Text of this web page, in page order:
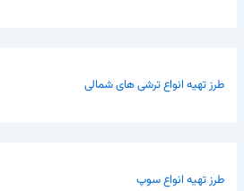
طرز تهیه انواع ترشی های شمالی
طرز تهیه انواع سوپ